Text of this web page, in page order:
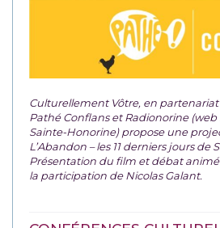
Culturellement Vôtre, en partenariat
Pathé Conflans et Radionorine
Sainte-Honorine) propose une
L’Abandon – les 11 derniers jours de
Présentation du film et débat
la participation de Nicolas Galant.